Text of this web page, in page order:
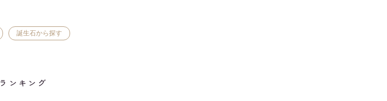
誕生石から探す
ランキング